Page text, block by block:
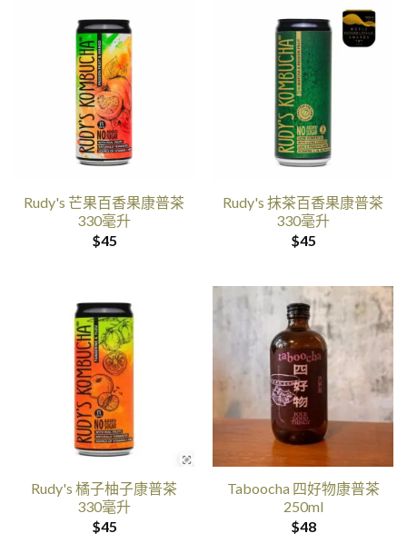
Rudy's 芒果百香果康普茶
330毫升
$45
Rudy's 抹茶百香果康普茶
330毫升
$45
Rudy's 橘子柚子康普茶
330毫升
$45
Taboocha 四好物康普茶
250ml
$48